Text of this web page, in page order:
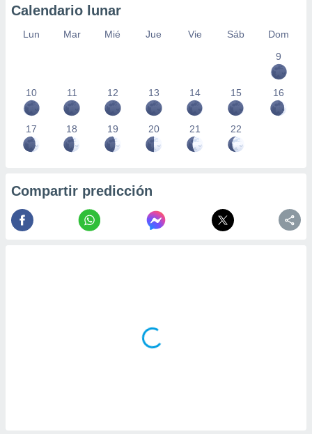
Calendario lunar
Lun Mar Mié Jue Vie Sáb
Dom
9
10 11 12 13 14 15 16
17 18 19 20 21 22
Compartir predicción